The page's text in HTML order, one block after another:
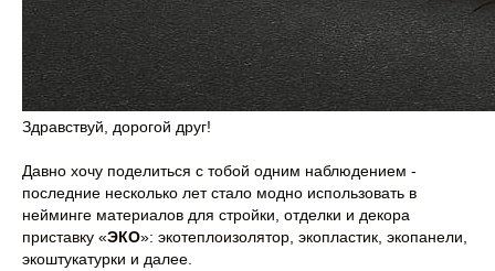
Здравствуй, дорогой друг!
Давно хочу поделиться с тобой одним наблюдением -
последние несколько лет стало модно использовать в
нейминге материалов для стройки, отделки и декора
приставку «ЭКО»: экотеплоизолятор, экопластик, экопанели,
экоштукатурки и далее.